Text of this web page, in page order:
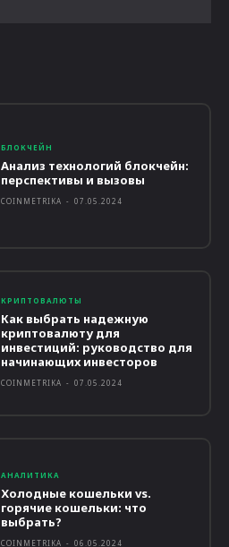
БЛОКЧЕЙН
Анализ технологий блокчейн:
перспективы и вызовы
COINMETRIKA - 07.05.2024
КРИПТОВАЛЮТЫ
Как выбрать надежную
криптовалюту для
инвестиций: руководство для
начинающих инвесторов
COINMETRIKA - 07.05.2024
АНАЛИТИКА
Холодные кошельки vs.
горячие кошельки: что
выбрать?
COINMETRIKA - 06.05.2024